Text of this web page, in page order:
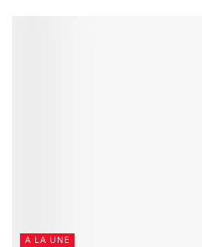
A LA UNE